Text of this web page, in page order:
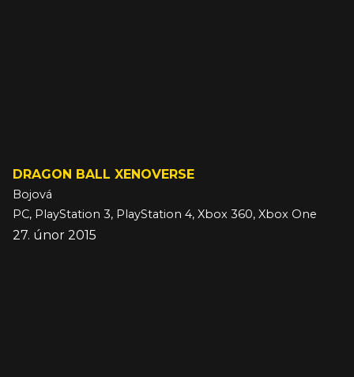
DRAGON BALL XENOVERSE
Bojová
PC, PlayStation 3, PlayStation 4, Xbox 360, Xbox One
27. únor 2015